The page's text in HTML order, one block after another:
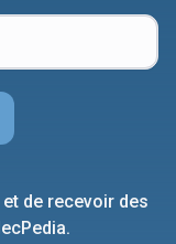
de recevoir des